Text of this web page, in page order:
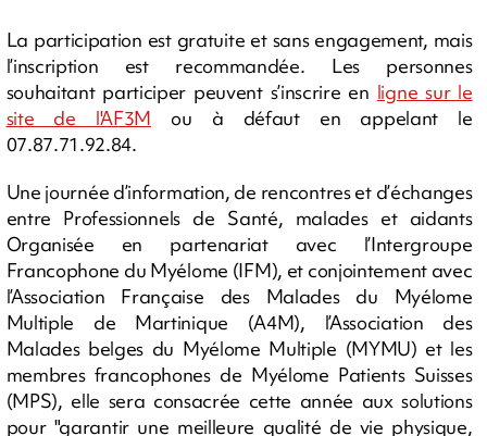
La participation est gratuite et sans engagement, mais
l’inscription est recommandée. Les personnes
souhaitant participer peuvent s’inscrire en ligne sur le
site de l'AF3M ou à défaut en appelant le
07.87.71.92.84.
Une journée d’information, de rencontres et d’échanges
entre Professionnels de Santé, malades et aidants
Organisée en partenariat avec l’Intergroupe
Francophone du Myélome (IFM), et conjointement avec
l’Association Française des Malades du Myélome
Multiple de Martinique (A4M), l’Association des
Malades belges du Myélome Multiple (MYMU) et les
membres francophones de Myélome Patients Suisses
(MPS), elle sera consacrée cette année aux solutions
pour "garantir une meilleure qualité de vie physique,